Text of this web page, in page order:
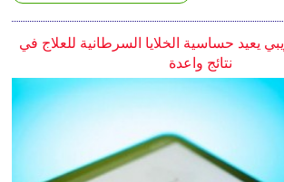
يعيد حساسية الخلايا السرطانية للعلاج في
نتائج واعدة